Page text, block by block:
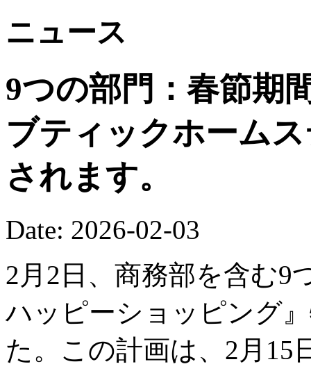
ニュース
9つの部門：春節期
ブティックホーム
されます。
Date: 2026-02-03
2月2日、商務部を含む9
ハッピーショッピング
た。この計画は、2月15